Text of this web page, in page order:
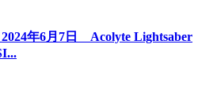
2024年6月7日 Acolyte Lightsaber